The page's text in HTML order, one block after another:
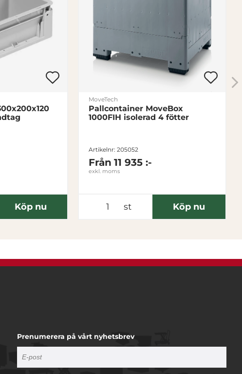
Köp nu
MoveTech
Pallcontainer MoveBox
1000FIH isolerad 4 fötter
Artikelnr: 205052
Från 11 935 :-
exkl. moms
st Köp nu
Prenumerera på vårt nyhetsbrev